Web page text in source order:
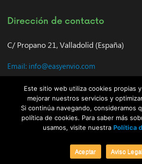
Dirección de contacto
C/ Propano 21, Valladolid (España)
Email: info@easyenvio.com
Horario de atención al cliente: 9:00 –
mundo| All right
Este sitio web utiliza cookies propias
mejorar nuestros servicios y
Si continúa navegando, consideramos
política de cookies. Para saber más
usamos, visite nuestra Política
Aceptar Aviso Legal